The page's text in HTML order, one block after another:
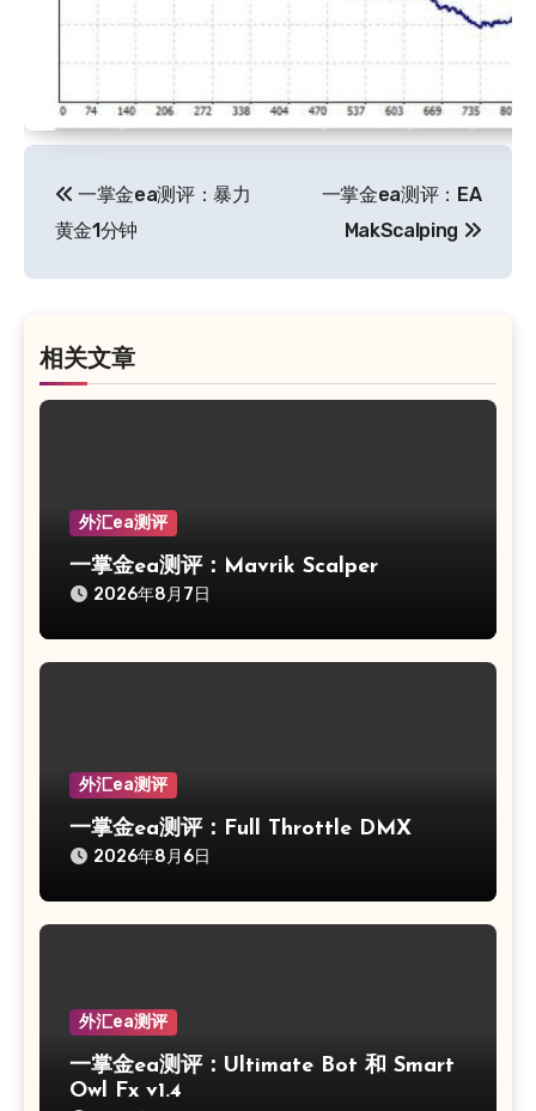
章
导
一掌金ea测评：暴力
黄金1分钟
一掌金ea测评：EA
MakScalping
相关文章
外汇ea测评
一掌金ea测评：Mavrik Scalper
2026年8月7日
外汇ea测评
一掌金ea测评：Full Throttle DMX
2026年8月6日
外汇ea测评
一掌金ea测评：Ultimate Bot 和 Smart
Owl Fx v1.4